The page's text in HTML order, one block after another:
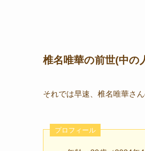
椎名唯華の前世(中
それでは早速、椎名唯華さ
プロフィール